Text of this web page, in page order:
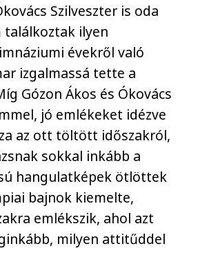
Szilveszter is oda
találkoztak ilyen
évekről való
izgalmassá tette a
Gózon Ákos és Ókovács
jó emlékeket idézve
az ott töltött időszakról,
sokkal inkább a
hangulatképek ötlöttek
bajnok kiemelte,
emlékszik, ahol azt
milyen attitűddel